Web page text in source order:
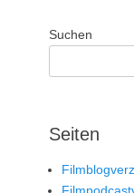
Suchen
Seiten